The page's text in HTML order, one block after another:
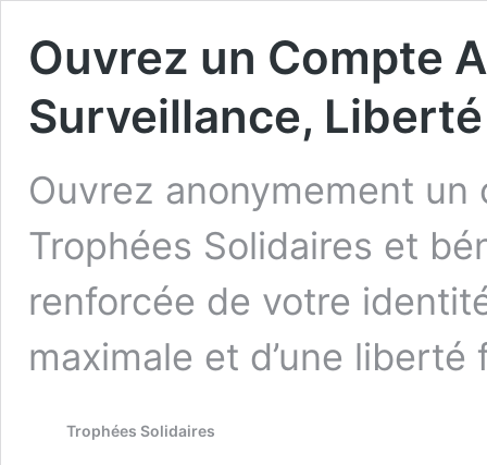
Ouvrez un Compte
Surveillance,
Ouvrez anonymement
Trophées Solidaires et
renforcée de votre
maximale et d’une
Trophées Solidaires